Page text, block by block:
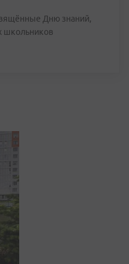
Дню знаний,
школьников